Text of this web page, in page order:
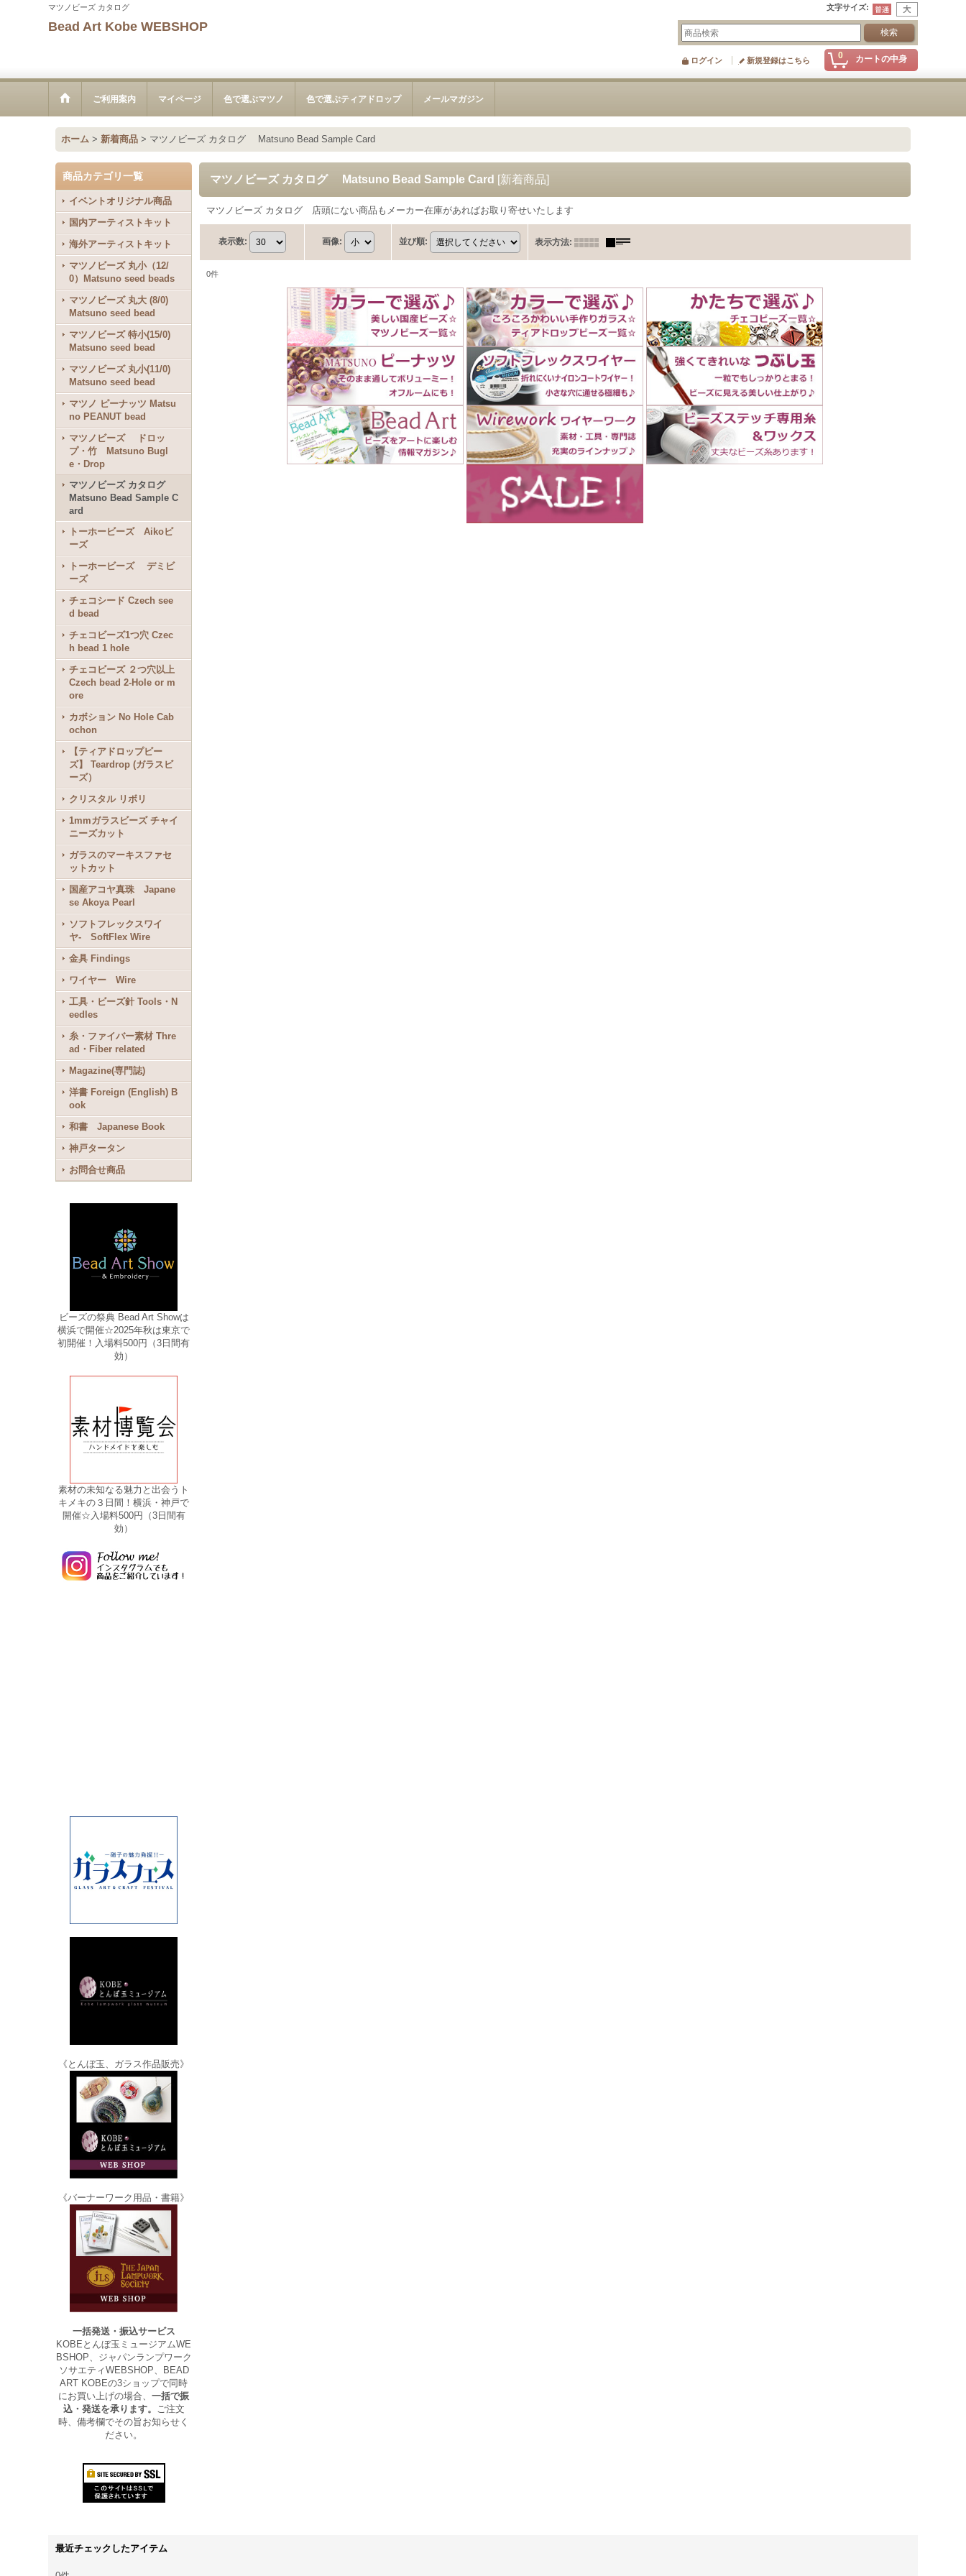
マツノビーズ カタログ 文字サイズ:
Bead Art Kobe WEBSHOP
0 カートの中身
ログイン 新規登録はこちら
ご利用案内 マイページ 色で選ぶマツノ 色で選ぶティアドロップ メールマガジン
ホーム > 新着商品 > マツノビーズ カタログ Matsuno Bead Sample Card
商品カテゴリ一覧
イベントオリジナル商品
国内アーティストキット
海外アーティストキット
マツノビーズ 丸小（12/
0）Matsuno seed beads
マツノビーズ 丸大 (8/0)
Matsuno seed bead
マツノビーズ 特小(15/0)
Matsuno seed bead
マツノビーズ 丸小(11/0)
Matsuno seed bead
マツノ ピーナッツ Matsu
no PEANUT bead
マツノビーズ ドロッ
プ・竹 Matsuno Bugl
e・Drop
マツノビーズ カタログ
Matsuno Bead Sample C
ard
トーホービーズ Aikoビ
ーズ
トーホービーズ デミビ
ーズ
チェコシード Czech see
d bead
チェコビーズ1つ穴 Czec
h bead 1 hole
チェコビーズ ２つ穴以上
Czech bead 2-Hole or m
ore
カボション No Hole Cab
ochon
【ティアドロップビー
ズ】 Teardrop (ガラスビ
ーズ）
クリスタル リボリ
1mmガラスビーズ チャイ
ニーズカット
ガラスのマーキスファセ
ットカット
国産アコヤ真珠 Japane
se Akoya Pearl
ソフトフレックスワイ
ヤ- SoftFlex Wire
金具 Findings
ワイヤー Wire
工具・ビーズ針 Tools・N
eedles
糸・ファイバー素材 Thre
ad・Fiber related
Magazine(専門誌)
洋書 Foreign (English) B
ook
和書 Japanese Book
神戸タータン
お問合せ商品
ビーズの祭典 Bead Art Showは
横浜で開催☆2025年秋は東京で
初開催！入場料500円（3日間有
効）
素材の未知なる魅力と出会うト
キメキの３日間！横浜・神戸で
開催☆入場料500円（3日間有
効）
《とんぼ玉、ガラス作品販売》
《バーナーワーク用品・書籍》
一括発送・振込サービス
KOBEとんぼ玉ミュージアムWE
BSHOP、ジャパンランプワーク
ソサエティWEBSHOP、BEAD
ART KOBEの3ショップで同時
にお買い上げの場合、一括で振
込・発送を承ります。 ご注文
時、備考欄でその旨お知らせく
ださい。
マツノビーズ カタログ Matsuno Bead Sample Card [新着商品]
マツノビーズ カタログ 店頭にない商品もメーカー在庫があればお取り寄せいたします
表示数: 画像: 並び順: 表示方法:
0件
最近チェックしたアイテム